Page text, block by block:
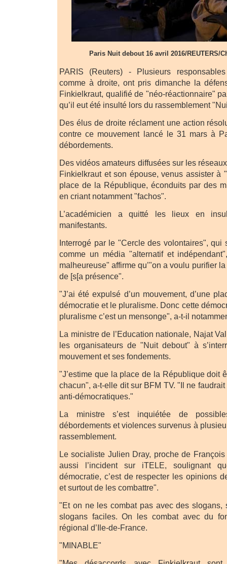
Paris Nuit debout 16 avril 2016/REUTERS/
PARIS (Reuters) - Plusieurs
comme à droite, ont pris dimanche la
Finkielkraut, qualifié de "néo-réactionnaire"
qu’il eut été insulté lors du rassemblement
Des élus de droite réclament une action
contre ce mouvement lancé le 31 mars à
débordements.
Des vidéos amateurs diffusées sur les
Finkielkraut et son épouse, venus assister à
place de la République, éconduits par des
en criant notamment "fachos".
L’académicien a quitté les lieux en
manifestants.
Interrogé par le "Cercle des volontaires", qui
comme un média "alternatif et
malheureuse" affirme qu’"on a voulu purifier
de [s[a présence".
"J’ai été expulsé d’un mouvement, d’une
démocratie et le pluralisme. Donc cette
pluralisme c’est un mensonge", a-t-il
La ministre de l’Education nationale, Najat
les organisateurs de "Nuit debout" à
mouvement et ses fondements.
"J’estime que la place de la République doit
chacun", a-t-elle dit sur BFM TV. "Il ne
anti-démocratiques."
La ministre s’est inquiétée de
débordements et violences survenus à
rassemblement.
Le socialiste Julien Dray, proche de
aussi l’incident sur iTELE, soulignant
démocratie, c’est de respecter les opinions
et surtout de les combattre".
"Et on ne les combat pas avec des slogans,
slogans faciles. On les combat avec du
régional d’Ile-de-France.
"MINABLE"